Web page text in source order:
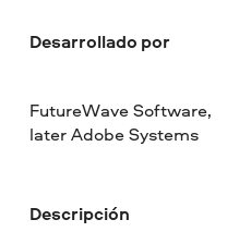
Desarrollado por
FutureWave Software,
later Adobe Systems
Descripción